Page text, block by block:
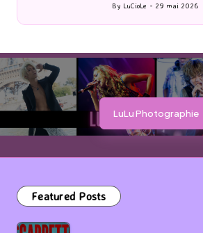
Posted
by
By LuCioLe 29 mai 2026
LuLu Photographie
Featured Posts